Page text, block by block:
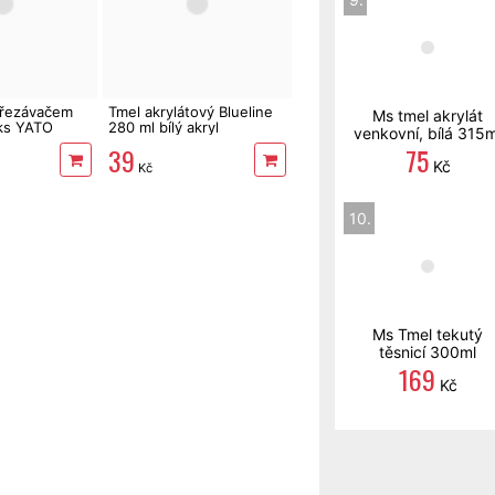
YATO
Tmel akrylátový Blueline
280 ml bílý akryl
39 Kč
Ms tmel akrylát
venkovní, bílá
75Kč
10.
Ms Tmel tekutý
těsnicí 300ml
169 Kč